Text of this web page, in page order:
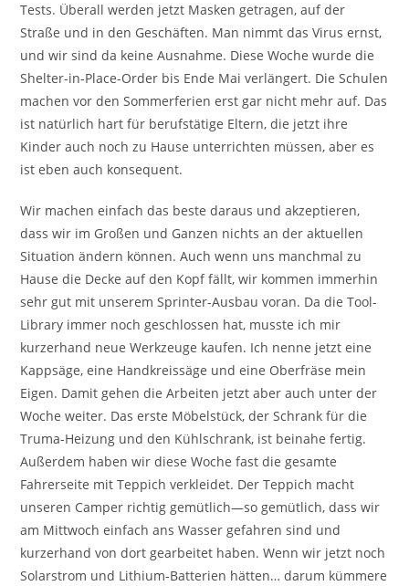
Tests. Überall werden jetzt Masken getragen, auf der
Straße und in den Geschäften. Man nimmt das Virus ernst,
und wir sind da keine Ausnahme. Diese Woche wurde die
Shelter-in-Place-Order bis Ende Mai verlängert. Die Schulen
machen vor den Sommerferien erst gar nicht mehr auf. Das
ist natürlich hart für berufstätige Eltern, die jetzt ihre
Kinder auch noch zu Hause unterrichten müssen, aber es
ist eben auch konsequent.
Wir machen einfach das beste daraus und akzeptieren,
dass wir im Großen und Ganzen nichts an der aktuellen
Situation ändern können. Auch wenn uns manchmal zu
Hause die Decke auf den Kopf fällt, wir kommen immerhin
sehr gut mit unserem Sprinter-Ausbau voran. Da die Tool-
Library immer noch geschlossen hat, musste ich mir
kurzerhand neue Werkzeuge kaufen. Ich nenne jetzt eine
Kappsäge, eine Handkreissäge und eine Oberfräse mein
Eigen. Damit gehen die Arbeiten jetzt aber auch unter der
Woche weiter. Das erste Möbelstück, der Schrank für die
Truma-Heizung und den Kühlschrank, ist beinahe fertig.
Außerdem haben wir diese Woche fast die gesamte
Fahrerseite mit Teppich verkleidet. Der Teppich macht
unseren Camper richtig gemütlich—so gemütlich, dass wir
am Mittwoch einfach ans Wasser gefahren sind und
kurzerhand von dort gearbeitet haben. Wenn wir jetzt noch
Solarstrom und Lithium-Batterien hätten… darum kümmere